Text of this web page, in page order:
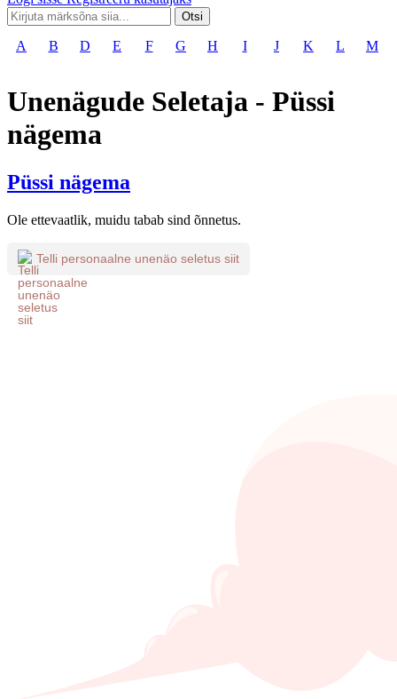
Otsi
A B D E F G H I J K L M
Unenägude Seletaja - Püssi
nägema
Püssi nägema
Ole ettevaatlik, muidu tabab sind õnnetus.
Telli personaalne unenäo seletus siit